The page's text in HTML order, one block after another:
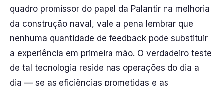
quadro promissor do papel da Palantir na melhoria
da construção naval, vale a pena lembrar que
nenhuma quantidade de feedback pode substituir
a experiência em primeira mão. O verdadeiro teste
de tal tecnologia reside nas operações do dia a
dia — se as eficiências prometidas e as